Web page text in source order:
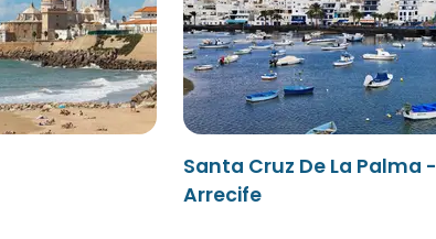
Santa Cruz De La Palma -
Arrecife